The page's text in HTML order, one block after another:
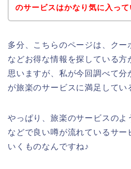
のサービスはかなり気に入って
多分、こちらのページは、クー
などお得な情報を探している方
思いますが、私が今回調べて分
が旅楽のサービスに満足してい
やっぱり、旅楽のサービスのよ
などで良い噂が流れているサー
いくものなんですね♪